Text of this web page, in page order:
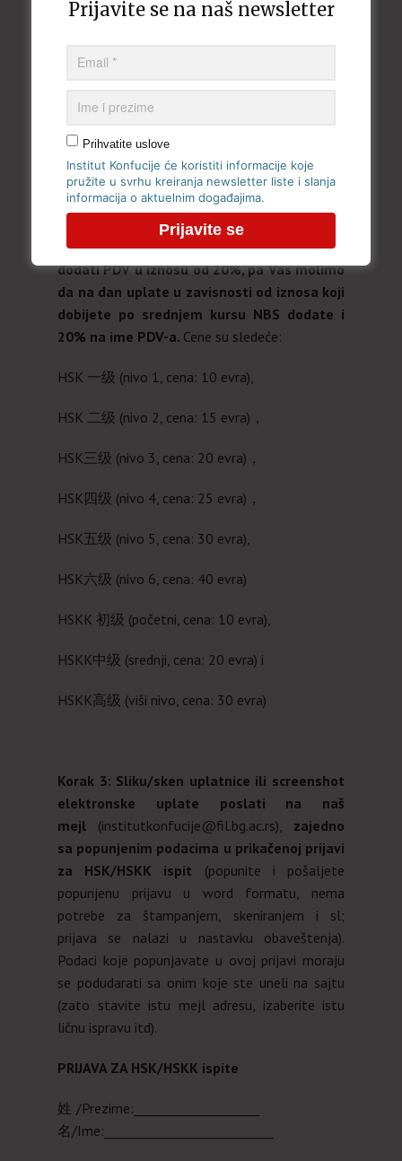
tako da vaše lice bude u centru i da se lepo vidi,
ispita. Sve uplate se vrše u pošti ili banci u
dinarskoj protivvrednosti na dan uplate na žiro
račun Filološkog fakulteta 840-9566760-14
(OBRATITE PAŽNJU NA TO DA JE DOŠLO DO
PROMENE U BROJU RAČUNA), sa obaveznom
naznakom “za Institut Konfucije” u polju
primalac uplate, nacenu ispita potrebno je
dodati PDV u iznosu od 20%, pa Vas molimo
da na dan uplate u zavisnosti od iznosa koji
dobijete po srednjem kursu NBS dodate i
20% na ime PDV-a. Cene su sledeće:
HSK 一级 (nivo 1, cena: 10 evra),
HSK 二级 (nivo 2, cena: 15 evra)，
HSK三级 (nivo 3, cena: 20 evra)，
HSK四级 (nivo 4, cena: 25 evra)，
HSK五级 (nivo 5, cena: 30 evra),
HSK六级 (nivo 6, cena: 40 evra)
HSKK 初级 (početni, cena: 10 evra),
HSKK中级 (srednji, cena: 20 evra) i
HSKK高级 (viši nivo, cena: 30 evra)
Korak 3: Sliku/sken uplatnice ili screenshot
elektronske uplate poslati na naš
mejl (institutkonfucije@fil.bg.ac.rs), zajedno
sa popunjenim podacima u prikačenoj prijavi
za HSK/HSKK ispit (popunite i pošaljete
popunjenu prijavu u word formatu, nema
potrebe za štampanjem, skeniranjem i sl;
prijava se nalazi u nastavku obaveštenja).
Podaci koje popunjavate u ovoj prijavi moraju
se podudarati sa onim koje ste uneli na sajtu
(zato stavite istu mejl adresu, izaberite istu
ličnu ispravu itd).
PRIJAVA ZA HSK/HSKK ispite
姓/Prezime:____­­­­­________________
名/Ime:___________________________
Prijavite se na naš newsletter
Prihvatite uslove
Institut Konfucije će koristiti informacije koje
pružite u svrhu kreiranja newsletter liste i slanja
informacija o aktuelnim događajima.